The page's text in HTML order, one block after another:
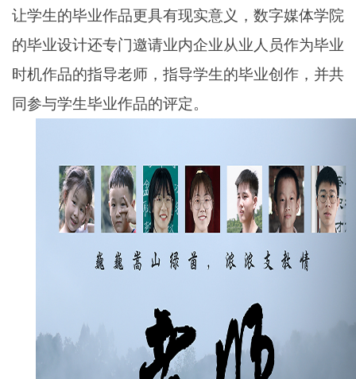
让学生的毕业作品更具有现实意义，数字媒体学院
的毕业设计还专门邀请业内企业从业人员作为毕业
时机作品的指导老师，指导学生的毕业创作，并共
同参与学生毕业作品的评定。